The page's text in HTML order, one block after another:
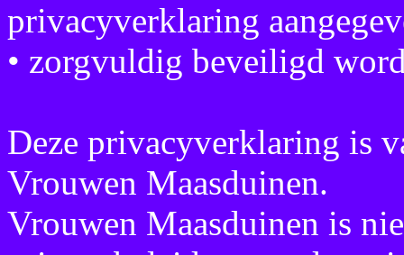
privacyverklaring
• zorgvuldig beveiligd
Deze privacyverklaring is
Vrouwen Maasduinen.
Vrouwen Maasduinen is